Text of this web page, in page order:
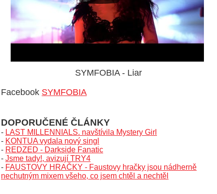
SYMFOBIA - Liar
Facebook SYMFOBIA
DOPORUČENÉ ČLÁNKY
- LAST MILLENNIALS. navštívila Mystery Girl
- KONTUA vydala nový singl
- REDZED - Darkside Fanatic
- Jsme tady!, avizují TRY4
- FAUSTOVY HRAČKY - Faustovy hračky jsou nádherně
nechutným mixem všeho, co jsem chtěl a nechtěl